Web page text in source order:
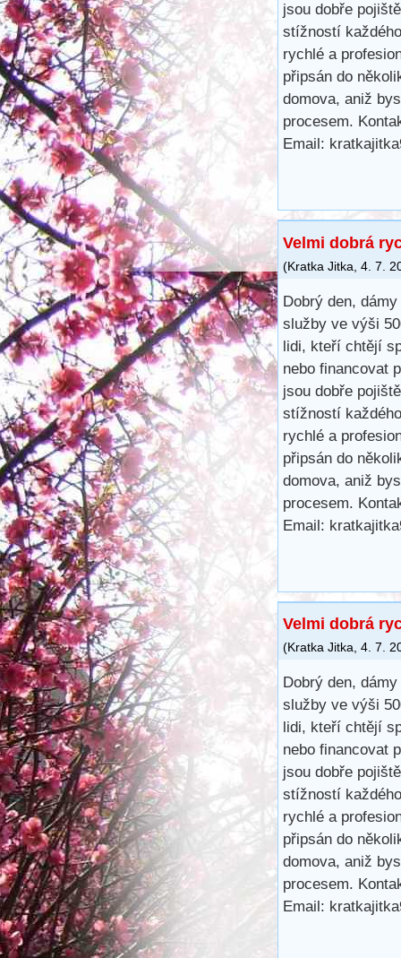
jsou dobře
stížností
rychlé a
připsán do
domova, aniž
procesem.
Email:
Velmi dobrá
(Kratka Jitka 4. 7.
Dobrý den,
služby ve výši
lidi, kteří chtějí
nebo financovat
jsou dobře
stížností
rychlé a
připsán do
domova, aniž
procesem.
Email:
Velmi dobrá
(Kratka Jitka 4. 7.
Dobrý den,
služby ve výši
lidi, kteří chtějí
nebo financovat
jsou dobře
stížností
rychlé a
připsán do
domova, aniž
procesem.
Email: